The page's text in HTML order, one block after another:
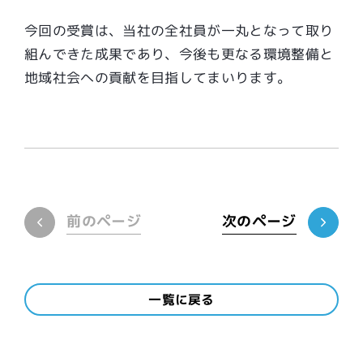
今回の受賞は、当社の全社員が一丸となって取り
組んできた成果であり、今後も更なる環境整備と
地域社会への貢献を目指してまいります。
前のページ 次のページ
一覧に戻る